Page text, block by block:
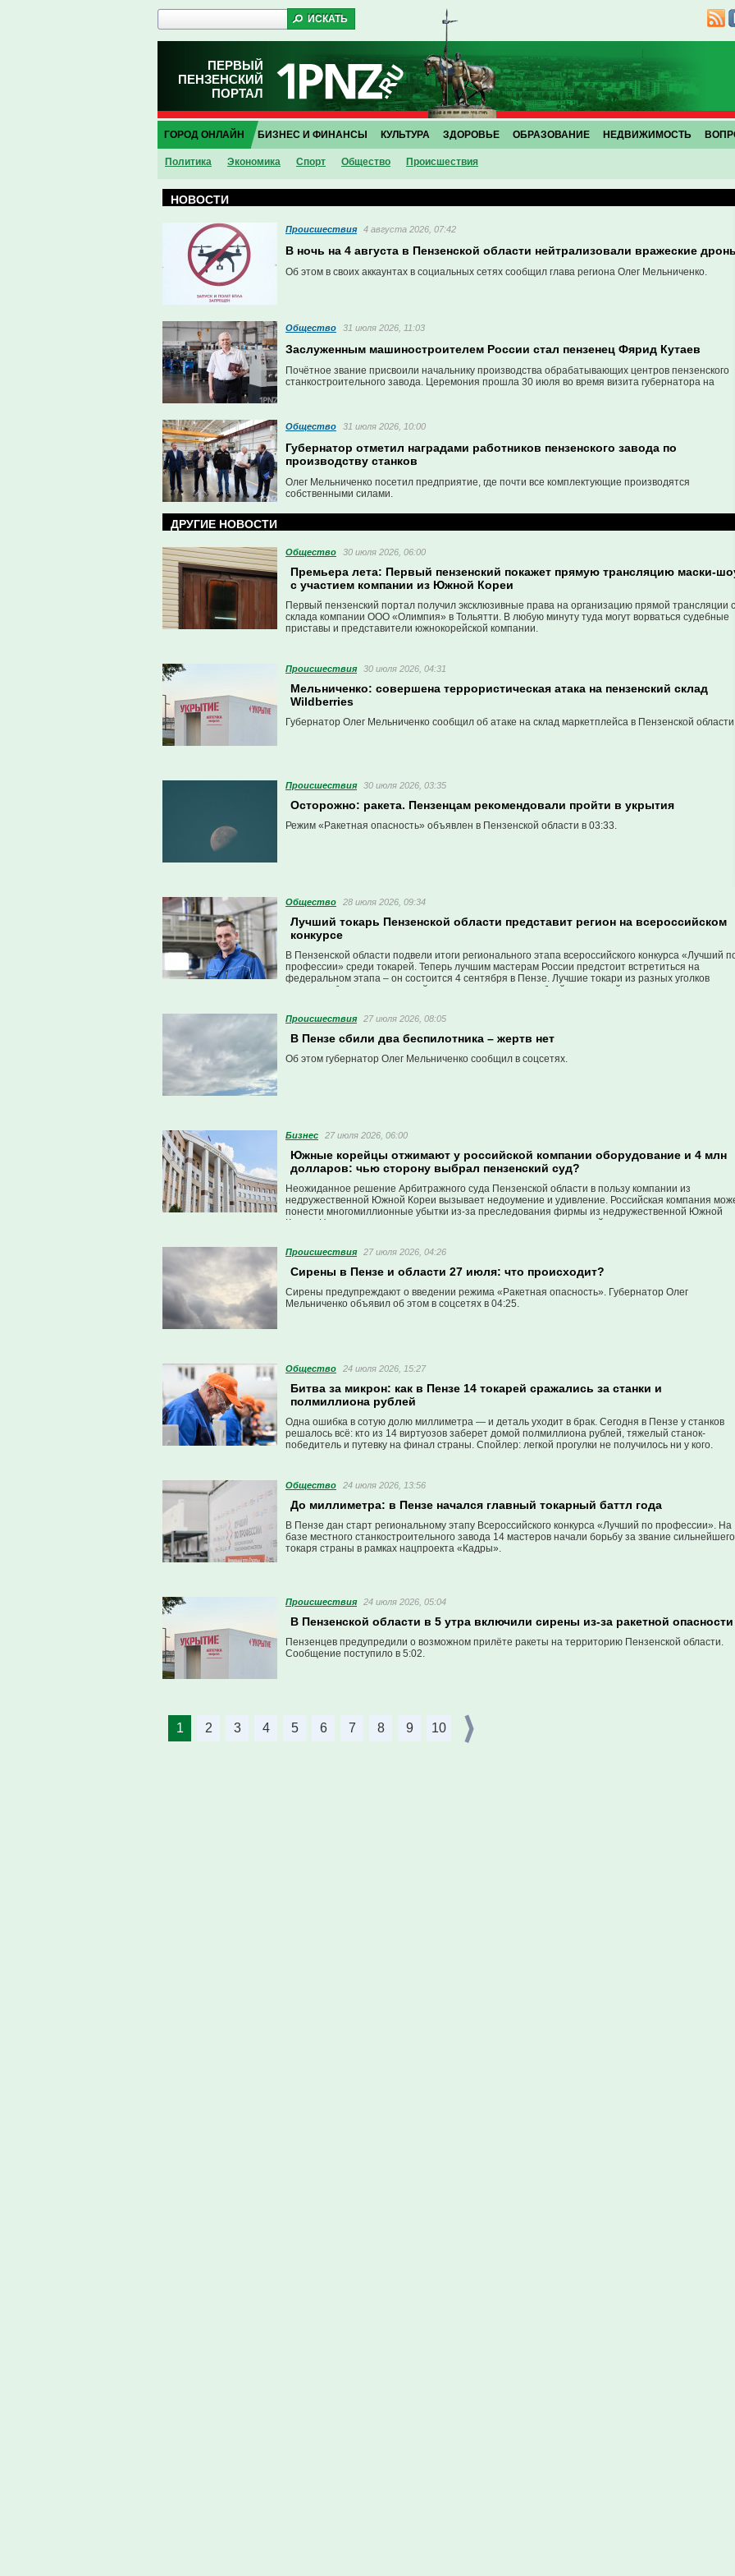
ПЕРВЫЙ
ПЕНЗЕНСКИЙ
ПОРТАЛ
ГОРОД ОНЛАЙН
Политика Экономика Спорт Общество Проиcшествия
БИЗНЕС И ФИНАНСЫ КУЛЬТУРА ЗДОРОВЬЕ ОБРАЗОВАНИЕ НЕДВИЖИМОСТЬ
НОВОСТИ
Проиcшествия 4 августа 2026, 07:42
В ночь на 4 августа в Пензенской области нейтрализовали вражеские
Об этом в своих аккаунтах в социальных сетях сообщил глава региона Олег Мельниченко.
Общество 31 июля 2026, 11:03
Заслуженным машиностроителем России стал пензенец Фярид Кутаев
Почётное звание присвоили начальнику производства обрабатывающих центров пензенского
станкостроительного завода. Церемония прошла 30 июля во время визита губернатора на
Общество 31 июля 2026, 10:00
Губернатор отметил наградами работников пензенского завода по
производству станков
Олег Мельниченко посетил предприятие, где почти все комплектующие производятся
собственными силами.
ДРУГИЕ НОВОСТИ
Общество 30 июля 2026, 06:00
Премьера лета: Первый пензенский покажет прямую трансляцию маски-
с участием компании из Южной Кореи
Первый пензенский портал получил эксклюзивные права на организацию прямой трансляции
склада компании ООО «Олимпия» в Тольятти. В любую минуту туда могут ворваться судебные
приставы и представители южнокорейской компании.
Проиcшествия 30 июля 2026, 04:31
Мельниченко: совершена террористическая атака на пензенский склад
Wildberries
Губернатор Олег Мельниченко сообщил об атаке на склад маркетплейса в Пензенской
Проиcшествия 30 июля 2026, 03:35
Осторожно: ракета. Пензенцам рекомендовали пройти в укрытия
Режим «Ракетная опасность» объявлен в Пензенской области в 03:33.
Общество 28 июля 2026, 09:34
Лучший токарь Пензенской области представит регион на всероссийском
конкурсе
В Пензенской области подвели итоги регионального этапа всероссийского конкурса «Лучший
профессии» среди токарей. Теперь лучшим мастерам России предстоит встретиться на
федеральном этапа – он состоится 4 сентября в Пензе. Лучшие токари из разных уголков
страны поборются за главный приз – один миллион рублей и токарный станок.
Проиcшествия 27 июля 2026, 08:05
В Пензе сбили два беспилотника – жертв нет
Об этом губернатор Олег Мельниченко сообщил в соцсетях.
Бизнес 27 июля 2026, 06:00
Южные корейцы отжимают у российской компании оборудование и 4 млн
долларов: чью сторону выбрал пензенский суд?
Неожиданное решение Арбитражного суда Пензенской области в пользу компании из
недружественной Южной Кореи вызывает недоумение и удивление. Российская компания
понести многомиллионные убытки из-за преследования фирмы из недружественной Южной
Кореи. Но суд, несмотря ни на что, занимает позицию иностранной компании.
Проиcшествия 27 июля 2026, 04:26
Сирены в Пензе и области 27 июля: что происходит?
Сирены предупреждают о введении режима «Ракетная опасность». Губернатор Олег
Мельниченко объявил об этом в соцсетях в 04:25.
Общество 24 июля 2026, 15:27
Битва за микрон: как в Пензе 14 токарей сражались за станки и
полмиллиона рублей
Одна ошибка в сотую долю миллиметра — и деталь уходит в брак. Сегодня в Пензе у станков
решалось всё: кто из 14 виртуозов заберет домой полмиллиона рублей, тяжелый станок-
победитель и путевку на финал страны. Спойлер: легкой прогулки не получилось ни у кого.
Общество 24 июля 2026, 13:56
До миллиметра: в Пензе начался главный токарный баттл года
В Пензе дан старт региональному этапу Всероссийского конкурса «Лучший по профессии». На
базе местного станкостроительного завода 14 мастеров начали борьбу за звание сильнейшего
токаря страны в рамках нацпроекта «Кадры».
Проиcшествия 24 июля 2026, 05:04
В Пензенской области в 5 утра включили сирены из-за ракетной опасности
Пензенцев предупредили о возможном прилёте ракеты на территорию Пензенской области.
Сообщение поступило в 5:02.
1 2 3 4 5 6 7 8 9 10